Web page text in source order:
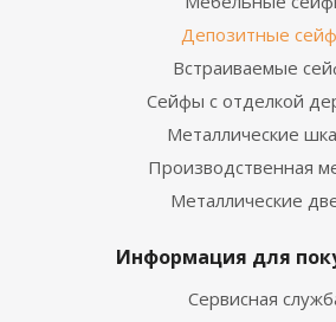
Депозитные
Встраиваемые
Сейфы с отделкой
Металлические
Производственная
Металлические
Информация для
Сервисная